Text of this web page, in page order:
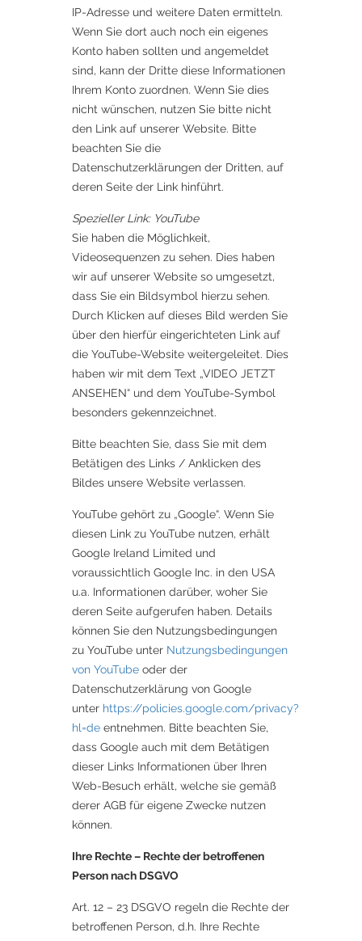
IP-Adresse und weitere Daten ermitteln.
Wenn Sie dort auch noch ein eigenes
Konto haben sollten und angemeldet
sind, kann der Dritte diese Informationen
Ihrem Konto zuordnen. Wenn Sie dies
nicht wünschen, nutzen Sie bitte nicht
den Link auf unserer Website. Bitte
beachten Sie die
Datenschutzerklärungen der Dritten, auf
deren Seite der Link hinführt.
Spezieller Link: YouTube
Sie haben die Möglichkeit,
Videosequenzen zu sehen. Dies haben
wir auf unserer Website so umgesetzt,
dass Sie ein Bildsymbol hierzu sehen.
Durch Klicken auf dieses Bild werden Sie
über den hierfür eingerichteten Link auf
die YouTube-Website weitergeleitet. Dies
haben wir mit dem Text „VIDEO JETZT
ANSEHEN“ und dem YouTube-Symbol
besonders gekennzeichnet.
Bitte beachten Sie, dass Sie mit dem
Betätigen des Links / Anklicken des
Bildes unsere Website verlassen.
YouTube gehört zu „Google“. Wenn Sie
diesen Link zu YouTube nutzen, erhält
Google Ireland Limited und
voraussichtlich Google Inc. in den USA
u.a. Informationen darüber, woher Sie
deren Seite aufgerufen haben. Details
können Sie den Nutzungsbedingungen
zu YouTube unter Nutzungsbedingungen
von YouTube oder der
Datenschutzerklärung von Google
unter https://policies.google.com/privacy?
hl=de entnehmen. Bitte beachten Sie,
dass Google auch mit dem Betätigen
dieser Links Informationen über Ihren
Web-Besuch erhält, welche sie gemäß
derer AGB für eigene Zwecke nutzen
können.
Ihre Rechte – Rechte der betroffenen
Person nach DSGVO
Art. 12 – 23 DSGVO regeln die Rechte der
betroffenen Person, d.h. Ihre Rechte